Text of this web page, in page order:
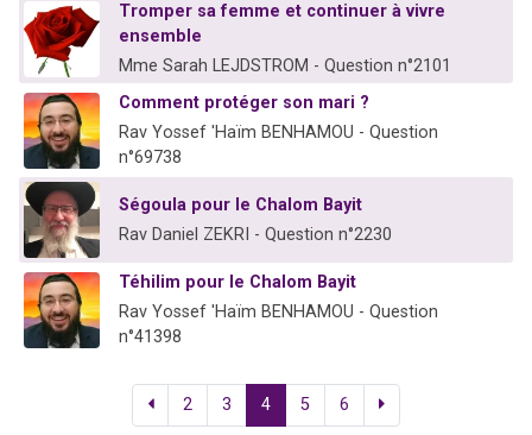
Tromper sa femme et continuer à vivre
ensemble
Mme Sarah LEJDSTROM - Question n°2101
Comment protéger son mari ?
Rav Yossef 'Haïm BENHAMOU - Question
n°69738
Ségoula pour le Chalom Bayit
Rav Daniel ZEKRI - Question n°2230
Téhilim pour le Chalom Bayit
Rav Yossef 'Haïm BENHAMOU - Question
n°41398
2 3 4 5 6